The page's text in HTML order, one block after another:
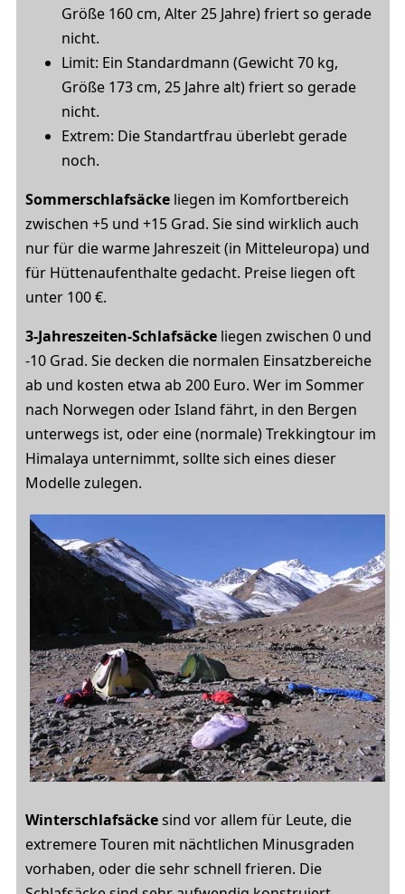
Größe 160 cm, Alter 25 Jahre) friert so gerade
nicht.
Limit: Ein Standardmann (Gewicht 70 kg,
Größe 173 cm, 25 Jahre alt) friert so gerade
nicht.
Extrem: Die Standartfrau überlebt gerade
noch.
Sommerschlafsäcke liegen im Komfortbereich
zwischen +5 und +15 Grad. Sie sind wirklich auch
nur für die warme Jahreszeit (in Mitteleuropa) und
für Hüttenaufenthalte gedacht. Preise liegen oft
unter 100 €.
3-Jahreszeiten-Schlafsäcke liegen zwischen 0 und
-10 Grad. Sie decken die normalen Einsatzbereiche
ab und kosten etwa ab 200 Euro. Wer im Sommer
nach Norwegen oder Island fährt, in den Bergen
unterwegs ist, oder eine (normale) Trekkingtour im
Himalaya unternimmt, sollte sich eines dieser
Modelle zulegen.
Winterschlafsäckesind vor allem für Leute, die
extremere Touren mit nächtlichen Minusgraden
vorhaben, oder die sehr schnell frieren. Die